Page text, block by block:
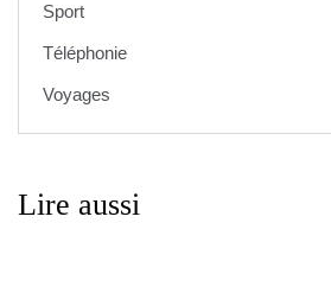
Sport
Téléphonie
Voyages
Lire aussi